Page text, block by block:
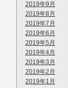
2019年9月
2019年8月
2019年7月
2019年6月
2019年5月
2019年4月
2019年3月
2019年2月
2019年1月